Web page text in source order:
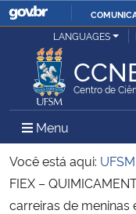
Ministério da Justiça e
Ministério da Defesa
Ministério das Relações
Ministério da Economia
LANGUAGES
Centro de
Menu Menu
Você está aqui: UFSM
FIEX –
carreiras de meninas